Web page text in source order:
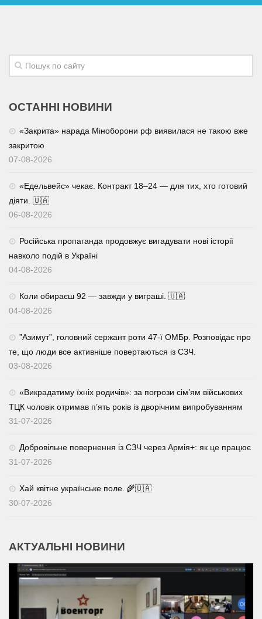
ОСТАННІ НОВИНИ
«Закрита» нарада Міноборони рф виявилася не такою вже
закритою
07-08-2026
«Едельвейс» чекає. Контракт 18–24 — для тих, хто готовий
діяти. 🇺🇦
06-08-2026
Російська пропаганда продовжує вигадувати нові історії
навколо подій в Україні
04-08-2026
Коли обираєш 92 — завжди у виграші. 🇺🇦
04-08-2026
⁨”Азимут”, головний сержант роти 47-ї ОМБр. Розповідає про
те, що люди все активніше повертаються із СЗЧ.
03-08-2026
«Викрадатиму їхніх родичів»: за погрози сім’ям військових
ТЦК чоловік отримав п’ять років із дворічним випробуванням
31-07-2026
Добровільне повернення із СЗЧ через Армія+: як це працює
31-07-2026
Хай квітне українське поле. 🌾🇺🇦
30-07-2026
АКТУАЛЬНІ НОВИНИ